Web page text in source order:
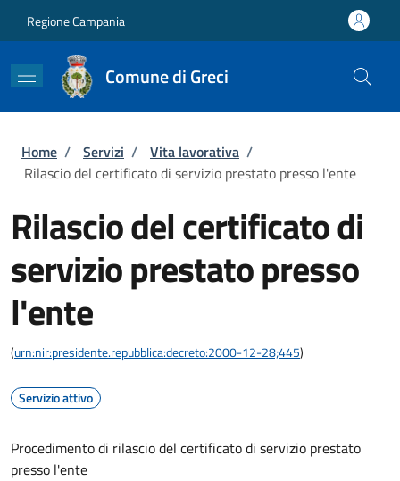
Regione Campania
Comune di Greci
Briciole di pane
Home / Servizi / Vita lavorativa /
Rilascio del certificato di servizio prestato presso l'ente
Rilascio del certificato di
servizio prestato presso
l'ente
(urn:nir:presidente.repubblica:decreto:2000-12-28;445)
Servizio attivo
Procedimento di rilascio del certificato di servizio prestato
presso l'ente